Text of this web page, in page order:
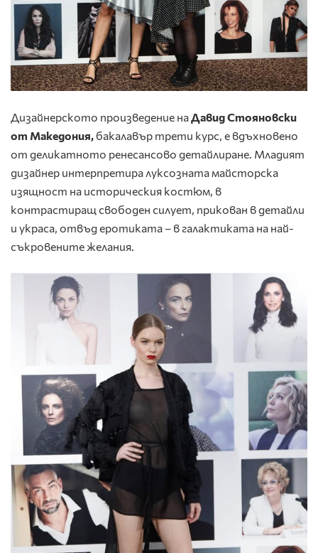
Дизайнерското произведение наДавид Стояновски
от Македония, бакалавър трети курс, е вдъхновено
от деликатното ренесансово детайлиране. Младият
дизайнер интерпретира луксозната майсторска
изящност на историческия костюм, в
контрастиращ свободен силует, прикован в детайли
и украса, отвъд еротиката – в галактиката на най-
съкровените желания.